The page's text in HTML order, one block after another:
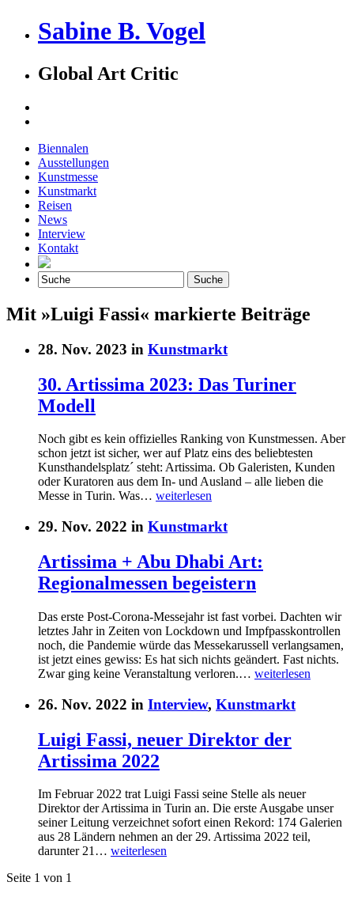
Sabine B. Vogel
Global Art Critic
Biennalen
Ausstellungen
Kunstmesse
Kunstmarkt
Reisen
News
Interview
Kontakt
Mit »Luigi Fassi« markierte Beiträge
28. Nov. 2023 in Kunstmarkt
30. Artissima 2023: Das Turiner
Modell
Noch gibt es kein offizielles Ranking von Kunstmessen. Aber
schon jetzt ist sicher, wer auf Platz eins des beliebtesten
Kunsthandelsplatz´ steht: Artissima. Ob Galeristen, Kunden
oder Kuratoren aus dem In- und Ausland – alle lieben die
Messe in Turin. Was… weiterlesen
29. Nov. 2022 in Kunstmarkt
Artissima + Abu Dhabi Art:
Regionalmessen begeistern
Das erste Post-Corona-Messejahr ist fast vorbei. Dachten wir
letztes Jahr in Zeiten von Lockdown und Impfpasskontrollen
noch, die Pandemie würde das Messekarussell verlangsamen,
ist jetzt eines gewiss: Es hat sich nichts geändert. Fast nichts.
Zwar ging keine Veranstaltung verloren.… weiterlesen
26. Nov. 2022 in Interview, Kunstmarkt
Luigi Fassi, neuer Direktor der
Artissima 2022
Im Februar 2022 trat Luigi Fassi seine Stelle als neuer
Direktor der Artissima in Turin an. Die erste Ausgabe unser
seiner Leitung verzeichnet sofort einen Rekord: 174 Galerien
aus 28 Ländern nehmen an der 29. Artissima 2022 teil,
darunter 21… weiterlesen
Seite 1 von 1